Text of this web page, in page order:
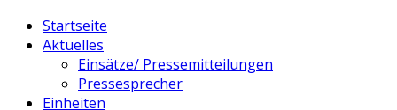
Startseite
Aktuelles
Einsätze/ Pressemitteilungen
Pressesprecher
Einheiten